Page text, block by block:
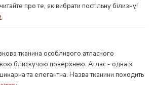
про те, як вибрати постільну білизну!
тканина особливого атласного
блискучою поверхнею. Атлас - одна з
та елегантна. Назва тканини походить